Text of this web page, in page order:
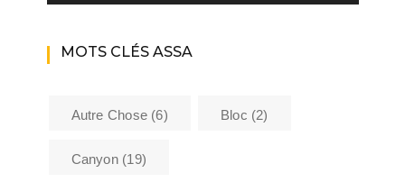
MOTS CLÉS ASSA
Autre Chose(6) Bloc (2)
Canyon(19)